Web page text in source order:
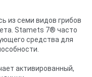
из семи видов грибов
Stamets 7® часто
средства для
активированный,